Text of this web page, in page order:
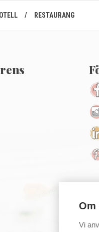
/ RESTAURANG
Om
Vi